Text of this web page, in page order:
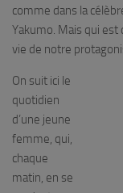
comme dans la
Yakumo. Mais qui est
vie de notre
On suit ici le
quotidien
d’une jeune
femme, qui,
chaque
matin, en se